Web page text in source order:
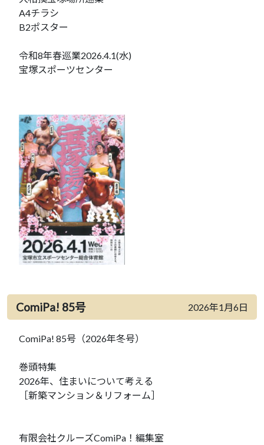
A4チラシ
B2ポスター
令和8年春巡業2026.4.1(水)
宝塚スポーツセンター
ComiPa! 85号 2026年1月6日
ComiPa! 85号（2026年冬号）
巻頭特集
2026年、住まいについて考える
［新築マンション＆リフォーム］
有限会社クルーズComiPa！編集室